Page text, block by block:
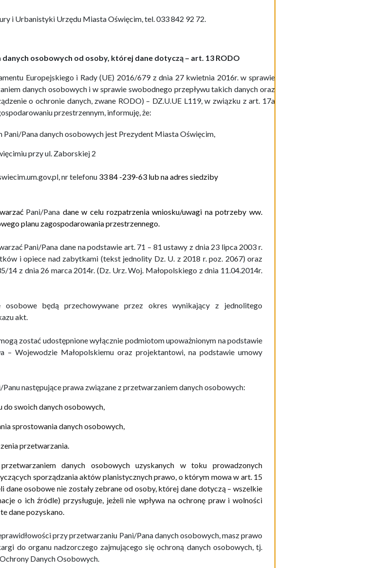
i Urbanistyki Urzędu Miasta Oświęcim, tel. 033 842 92 72.
osobowych od osoby, której dane dotyczą – art. 13 RODO
Europejskiego i Rady (UE) 2016/679 z dnia 27 kwietnia 2016r. w sprawie
danych osobowych i w sprawie swobodnego przepływu takich danych oraz
o ochronie danych, zwane RODO) – DZ.U.UE L119, w związku zart. 17a
przestrzennym, informuję, że:
Pana danych osobowych jest Prezydent Miasta Oświęcim,
przy ul. Zaborskiej 2
nr telefonu 33 84 -239-63 lub na adres siedziby
Pani/Pana dane w celu rozpatrzenia wniosku/uwagi na potrzeby ww.
planu zagospodarowania przestrzennego.
Pani/Pana dane na podstawie art. 71 – 81 ustawy z dnia 23 lipca 2003 r.
i opiece nad zabytkami (tekst jednolity Dz. U. z 2018 r. poz. 2067) oraz
14 z dnia 26 marca 2014r. (Dz. Urz. Woj. Małopolskiego z dnia 11.04.2014r.
osobowe będą przechowywane przez okres wynikający z jednolitego
akt.
zostać udostępnione wyłącznie podmiotom upoważnionym na podstawie
– Wojewodzie Małopolskiemu oraz projektantowi, na podstawie umowy
Panu następujące prawa związane z przetwarzaniem danych osobowych:
do swoich danych osobowych,
sprostowania danych osobowych,
przetwarzania.
danych osobowych uzyskanych w toku prowadzonych
sporządzania aktów planistycznych prawo, o którym mowa w art. 15
dane osobowe nie zostały zebrane od osoby, której dane dotyczą – wszelkie
o ich źródle) przysługuje, jeżeli nie wpływa na ochronę praw i wolności
dane pozyskano.
przy przetwarzaniu Pani/Panadanych osobowych, masz prawo
do organu nadzorczego zajmującego się ochroną danych osobowych, tj.
Danych Osobowych.